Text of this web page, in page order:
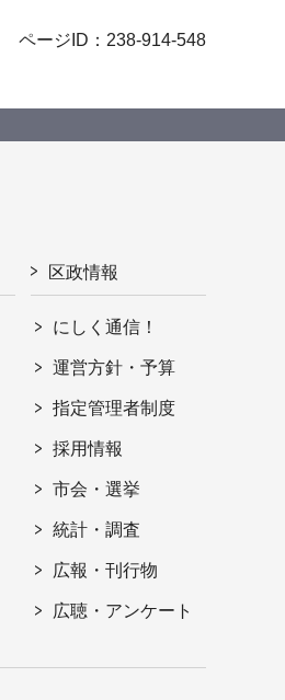
ページID：238-914-548
区政情報
にしく通信！
運営方針・予算
指定管理者制度
採用情報
市会・選挙
統計・調査
広報・刊行物
広聴・アンケート